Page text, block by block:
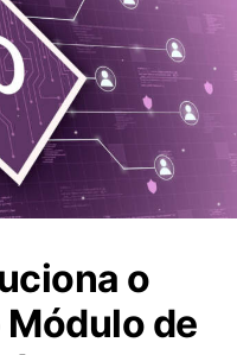
o
Módulo de